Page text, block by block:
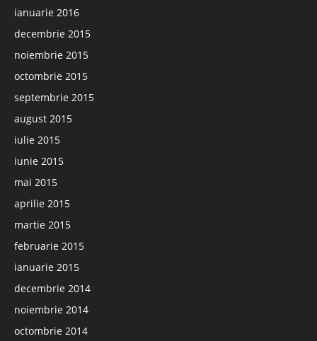
ianuarie 2016
decembrie 2015
noiembrie 2015
octombrie 2015
septembrie 2015
august 2015
iulie 2015
iunie 2015
mai 2015
aprilie 2015
martie 2015
februarie 2015
ianuarie 2015
decembrie 2014
noiembrie 2014
octombrie 2014